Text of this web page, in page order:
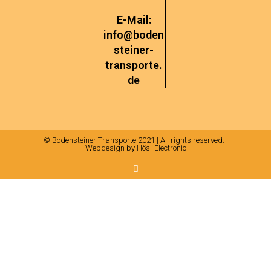
E-Mail:
info@boden
steiner-
transporte.
de
© Bodensteiner Transporte 2021 | All rights reserved. |
Webdesign by Hösl-Electronic